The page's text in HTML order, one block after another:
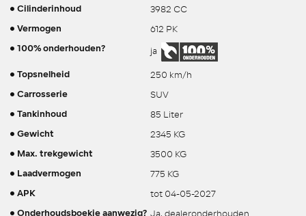
Cilinderinhoud 3982 CC
Vermogen 612 PK
100% onderhouden? ja
Topsnelheid 250 km/h
Carrosserie SUV
Tankinhoud 85 Liter
Gewicht 2345 KG
Max. trekgewicht 3500 KG
Laadvermogen 775 KG
APK tot 04-05-2027
Onderhoudsboekje aanwezig?